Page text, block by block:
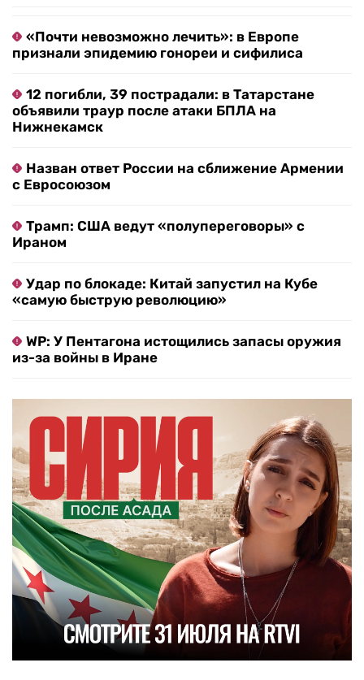
«Почти невозможно лечить»: в Европе
признали эпидемию гонореи и сифилиса
12 погибли, 39 пострадали: в Татарстане
объявили траур после атаки БПЛА на
Нижнекамск
Назван ответ России на сближение Армении
с Евросоюзом
Трамп: США ведут «полупереговоры» с
Ираном
Удар по блокаде: Китай запустил на Кубе
«самую быструю революцию»
WP: У Пентагона истощились запасы оружия
из-за войны в Иране